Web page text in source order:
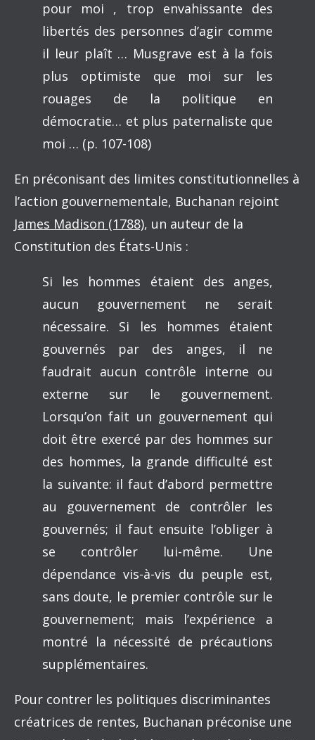
pour moi , trop envahissante des
libertés des personnes d’agir comme
il leur plaît … Musgrave est à la fois
plus optimiste que moi sur les
rouages de la politique en
démocratie… et plus paternaliste que
moi … (p. 107-108)
En préconisant des limites constitutionnelles à
l’action gouvernementale, Buchanan rejoint
James Madison (1788), un auteur de la
Constitution des États-Unis :
Si les hommes étaient des anges,
aucun gouvernement ne serait
nécessaire. Si les hommes étaient
gouvernés par des anges, il ne
faudrait aucun contrôle interne ou
externe sur le gouvernement.
Lorsqu’on fait un gouvernement qui
doit être exercé par des hommes sur
des hommes, la grande difficulté est
la suivante: il faut d’abord permettre
au gouvernement de contrôler les
gouvernés; il faut ensuite l’obliger à
se contrôler lui-même. Une
dépendance vis-à-vis du peuple est,
sans doute, le premier contrôle sur le
gouvernement; mais l’expérience a
montré la nécessité de précautions
supplémentaires.
Pour contrer les politiques discriminantes
créatrices de rentes, Buchanan préconise une